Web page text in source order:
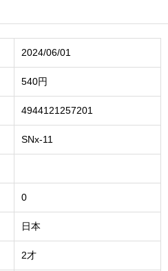
2024/06/01
540円
4944121257201
SNx-11
0
日本
2才